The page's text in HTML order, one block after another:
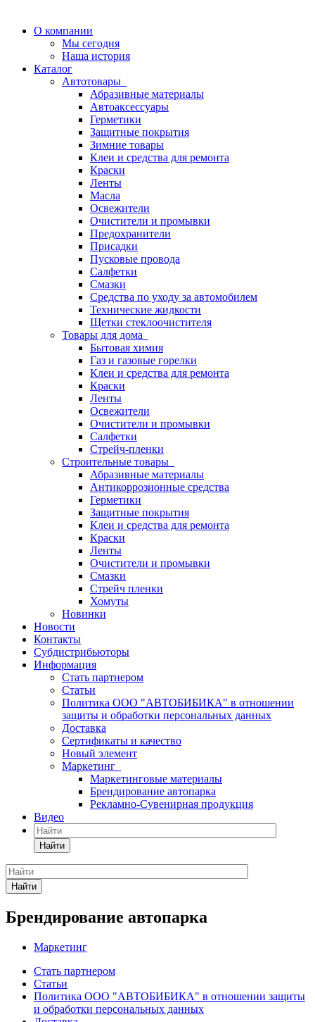
О компании
Мы сегодня
Наша история
Каталог
Автотовары
Абразивные материалы
Автоаксессуары
Герметики
Защитные покрытия
Зимние товары
Клеи и средства для ремонта
Краски
Ленты
Масла
Освежители
Очистители и промывки
Предохранители
Присадки
Пусковые провода
Салфетки
Смазки
Средства по уходу за автомобилем
Технические жидкости
Щетки стеклоочистителя
Товары для дома
Бытовая химия
Газ и газовые горелки
Клеи и средства для ремонта
Краски
Ленты
Освежители
Очистители и промывки
Салфетки
Стрейч-пленки
Строительные товары
Абразивные материалы
Антикоррозионные средства
Герметики
Защитные покрытия
Клеи и средства для ремонта
Краски
Ленты
Очистители и промывки
Смазки
Стрейч пленки
Хомуты
Новинки
Новости
Контакты
Субдистрибьюторы
Информация
Стать партнером
Статьи
Политика ООО "АВТОБИБИКА" в отношении
защиты и обработки персональных данных
Доставка
Сертификаты и качество
Новый элемент
Маркетинг
Маркетинговые материалы
Брендирование автопарка
Рекламно-Сувенирная продукция
Видео
Найти
Найти
Брендирование автопарка
Маркетинг
Стать партнером
Статьи
Политика ООО "АВТОБИБИКА" в отношении защиты
и обработки персональных данных